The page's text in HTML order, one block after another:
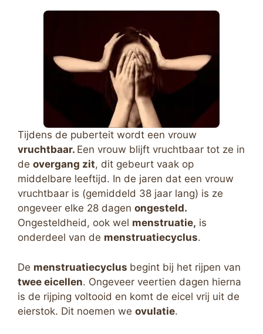
Tijdens de puberteit wordt een vrouw
vruchtbaar. Een vrouw blijft vruchtbaar tot ze in
de overgang zit, dit gebeurt vaak op
middelbare leeftijd. In de jaren dat een vrouw
vruchtbaar is (gemiddeld 38 jaar lang) is ze
ongeveer elke 28 dagen ongesteld.
Ongesteldheid, ook wel menstruatie, is
onderdeel van de menstruatiecyclus.
De menstruatiecyclus begint bij het rijpen van
twee eicellen. Ongeveer veertien dagen hierna
is de rijping voltooid en komt de eicel vrij uit de
eierstok. Dit noemen we ovulatie.